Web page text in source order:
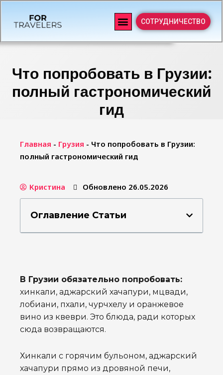
СОТРУДНИЧЕСТВО
Что попробовать в Грузии:
полный гастрономический
гид
Главная - Грузия - Что попробовать в Грузии:
полный гастрономический гид
Кристина Обновлено 26.05.2026
Оглавление Статьи
В Грузии обязательно попробовать:
хинкали, аджарский хачапури, мцвади,
лобиани, пхали, чурчхелу и оранжевое
вино из квеври. Это блюда, ради которых
сюда возвращаются.
Хинкали с горячим бульоном, аджарский
хачапури прямо из дровяной печи,